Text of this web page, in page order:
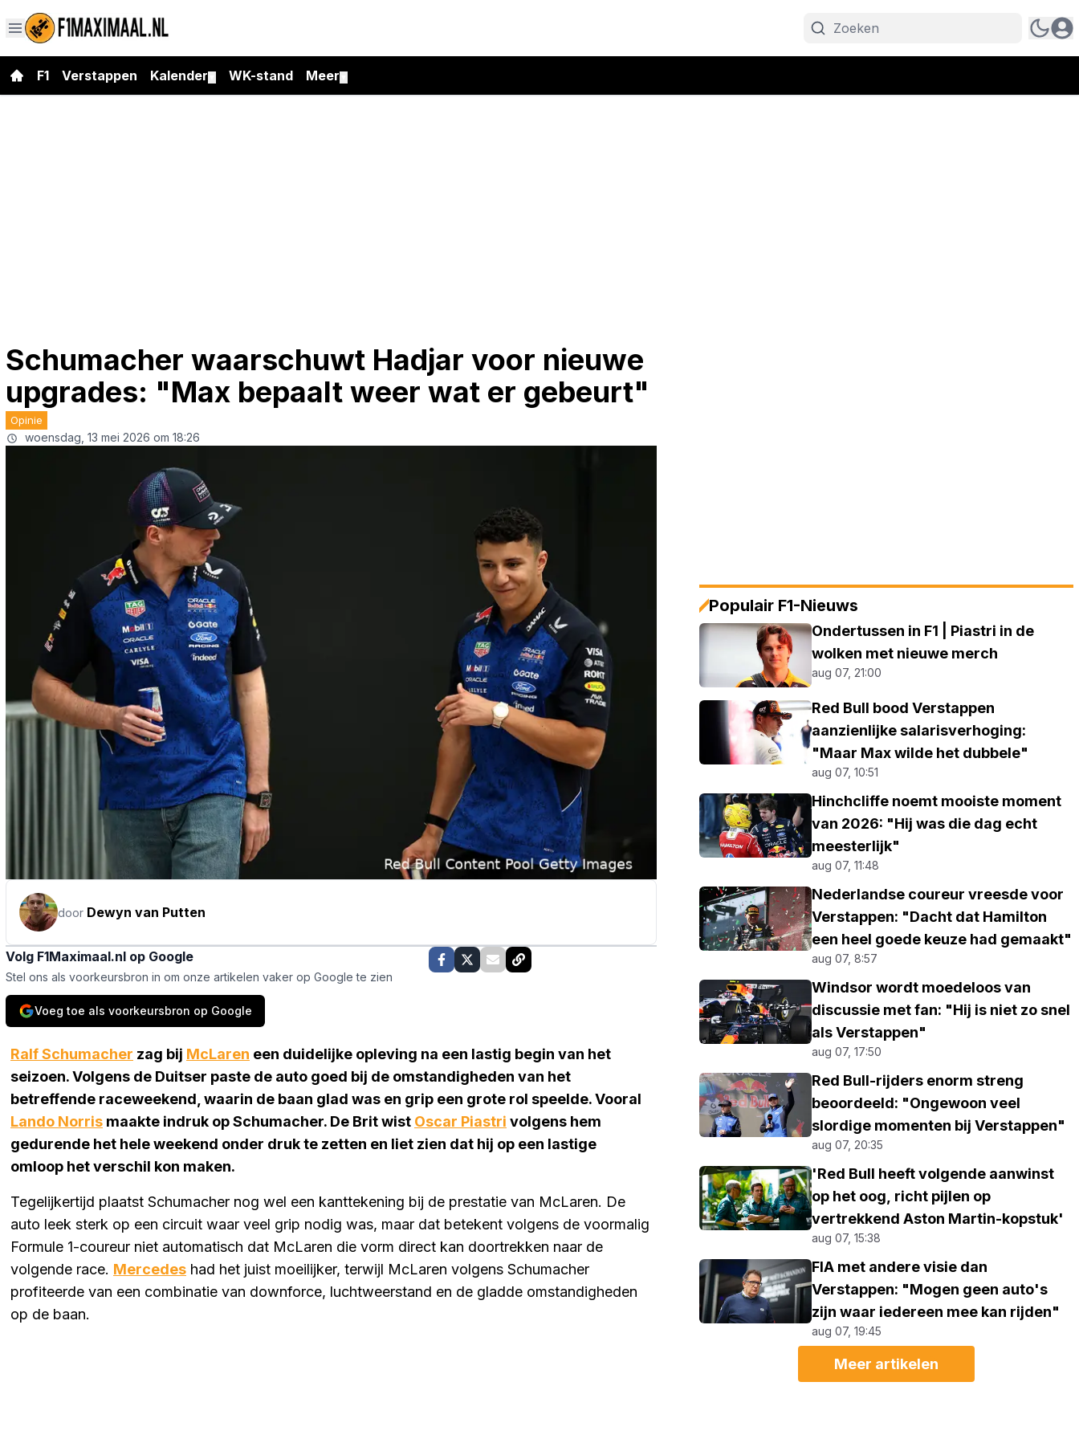
F1 Verstappen Kalender WK-stand Meer
Schumacher waarschuwt Hadjar voor nieuwe
upgrades: "Max bepaalt weer wat er gebeurt"
Opinie
woensdag, 13 mei 2026 om 18:26
door Dewyn van Putten
Volg F1Maximaal.nl op Google
Stel ons als voorkeursbron in om onze artikelen vaker op Google te zien
Voeg toe als voorkeursbron op Google
Ralf Schumacher zag bij McLaren een duidelijke opleving na een lastig begin van het
seizoen. Volgens de Duitser paste de auto goed bij de omstandigheden van het
betreffende raceweekend, waarin de baan glad was en grip een grote rol speelde. Vooral
Lando Norris maakte indruk op Schumacher. De Brit wist Oscar Piastri volgens hem
gedurende het hele weekend onder druk te zetten en liet zien dat hij op een lastige
omloop het verschil kon maken.
Tegelijkertijd plaatst Schumacher nog wel een kanttekening bij de prestatie van McLaren. De
auto leek sterk op een circuit waar veel grip nodig was, maar dat betekent volgens de voormalig
Formule 1-coureur niet automatisch dat McLaren die vorm direct kan doortrekken naar de
volgende race. Mercedes had het juist moeilijker, terwijl McLaren volgens Schumacher
profiteerde van een combinatie van downforce, luchtweerstand en de gladde omstandigheden
op de baan.
Populair F1-Nieuws
Ondertussen in F1 | Piastri in de
wolken met nieuwe merch
aug 07, 21:00
Red Bull bood Verstappen
aanzienlijke salarisverhoging:
"Maar Max wilde het dubbele"
aug 07, 10:51
Hinchcliffe noemt mooiste moment
van 2026: "Hij was die dag echt
meesterlijk"
aug 07, 11:48
Nederlandse coureur vreesde voor
Verstappen: "Dacht dat Hamilton
een heel goede keuze had gemaakt"
aug 07, 8:57
Windsor wordt moedeloos van
discussie met fan: "Hij is niet zo snel
als Verstappen"
aug 07, 17:50
Red Bull-rijders enorm streng
beoordeeld: "Ongewoon veel
slordige momenten bij Verstappen"
aug 07, 20:35
'Red Bull heeft volgende aanwinst
op het oog, richt pijlen op
vertrekkend Aston Martin-kopstuk'
aug 07, 15:38
FIA met andere visie dan
Verstappen: "Mogen geen auto's
zijn waar iedereen mee kan rijden"
aug 07, 19:45
Meer artikelen